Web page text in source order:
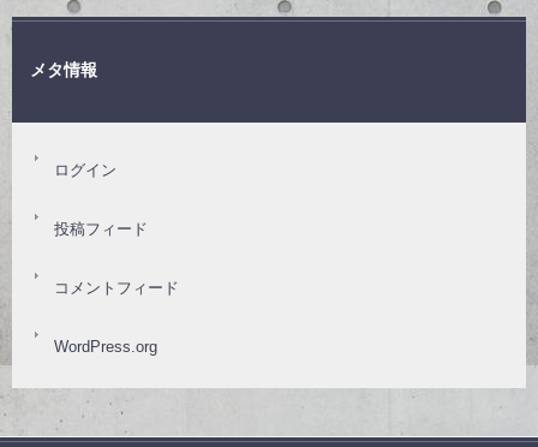
メタ情報
ログイン
投稿フィード
コメントフィード
WordPress.org